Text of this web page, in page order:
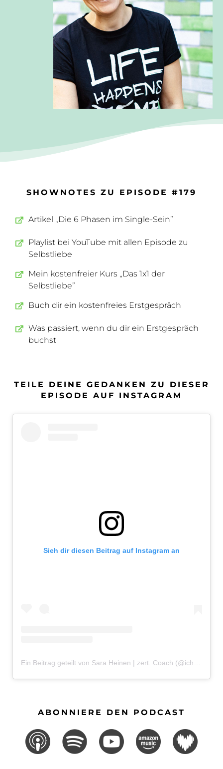
SHOWNOTES ZU EPISODE #179
Artikel „Die 6 Phasen im Single-Sein”
Playlist bei YouTube mit allen Episode zu
Selbstliebe
Mein kostenfreier Kurs „Das 1x1 der
Selbstliebe”
Buch dir ein kostenfreies Erstgespräch
Was passiert, wenn du dir ein Erstgespräch
buchst
TEILE DEINE GEDANKEN ZU DIESER
EPISODE AUF INSTAGRAM
Sieh dir diesen Beitrag auf Instagram an
Ein Beitrag geteilt von Sara Heinen | zert. Coach (@ichbinsaraheinen)
ABONNIERE DEN PODCAST